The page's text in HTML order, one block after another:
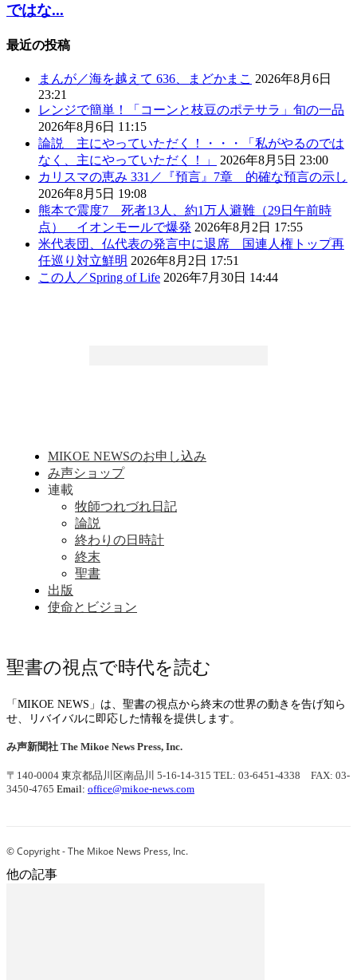
ではな...
最近の投稿
まんが／海を越えて 636、まどかまこ 2026年8月6日
23:21
レンジで簡単！「コーンと枝豆のポテサラ」旬の一品
2026年8月6日 11:15
論説 主にやっていただく！・・・「私がやるのでは
なく、主にやっていただく！」
2026年8月5日 23:00
カリスマの恵み 331／『預言』7章 的確な預言の示し
2026年8月5日 19:08
熊本で震度7 死者13人、約1万人避難（29日午前時
点） イオンモールで爆発 2026年8月2日 17:55
米代表団、仏代表の発言中に退席 国連人権トップ再
任巡り対立鮮明 2026年8月2日 17:51
この人／Spring of Life 2026年7月30日 14:44
MIKOE NEWSのお申し込み
み声ショップ
連載
牧師つれづれ日記
論説
終わりの日時計
終末
聖書
出版
使命とビジョン
聖書の視点で時代を読む
「MIKOE NEWS」は、聖書の視点から終末の世界の動きを告げ知ら
せ、リバイバルに即応した情報を提供します。
み声新聞社 The Mikoe News Press, Inc.
〒140-0004 東京都品川区南品川 5-16-14-315 TEL: 03-6451-4338 FAX: 03-
3450-4765 Email: office@mikoe-news.com
© Copyright - The Mikoe News Press, Inc.
他の記事